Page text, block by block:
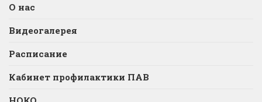
О нас
Видеогалерея
Расписание
Кабинет профилактики ПАВ